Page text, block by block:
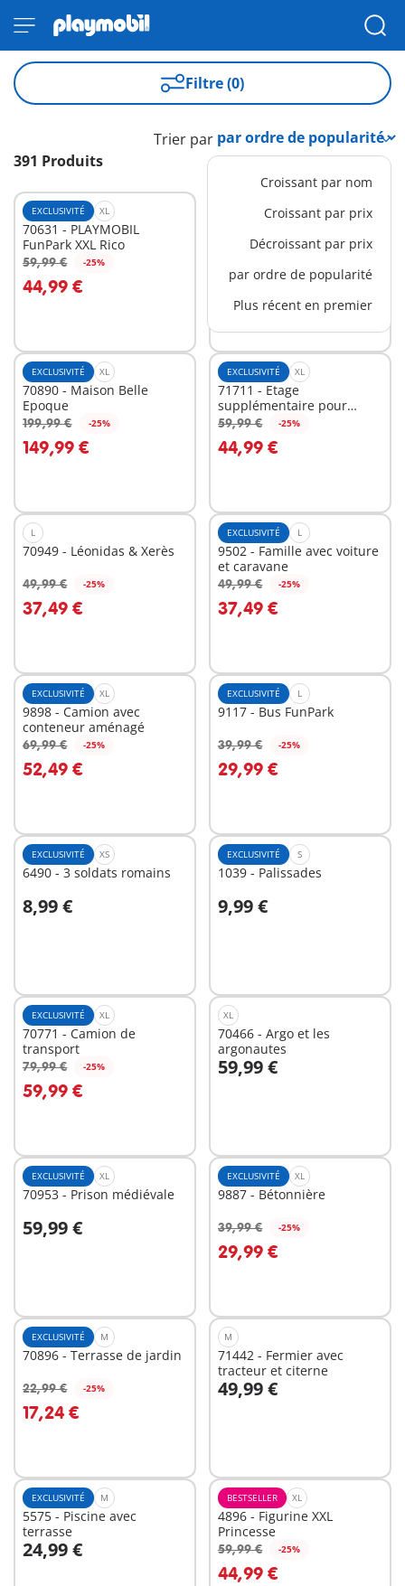
Filtre (0)
391 Produits
Trier par
Croissant par nom
Croissant par prix
Décroissant par prix
par ordre de popularité
Plus récent en premier
EXCLUSIVITÉ XL
70631 - PLAYMOBIL
FunPark XXL Rico
59,99 € -25%
44,99 €
Au panier
EXCLUSIVITÉ XL
West avec studio
52,49 €
Au panier
EXCLUSIVITÉ XL
70890 - Maison Belle
Epoque
199,99 € -25%
149,99 €
Au panier
EXCLUSIVITÉ XL
71711 - Etage
supplémentaire pour
Maison Belle Epoque
59,99 € -25%
44,99 €
Au panier
L
70949 - Léonidas & Xerès
49,99 € -25%
37,49 €
Au panier
EXCLUSIVITÉ L
9502 - Famille avec voiture
et caravane
49,99 € -25%
37,49 €
Au panier
EXCLUSIVITÉ XL
9898 - Camion avec
conteneur aménagé
69,99 € -25%
52,49 €
Au panier
EXCLUSIVITÉ L
9117 - Bus FunPark
39,99 € -25%
29,99 €
Au panier
EXCLUSIVITÉ XS
6490 - 3 soldats romains
8,99 €
Au panier
EXCLUSIVITÉ S
1039 - Palissades
9,99 €
Au panier
EXCLUSIVITÉ XL
70771 - Camion de
transport
79,99 € -25%
59,99 €
Au panier
XL
70466 - Argo et les
argonautes
59,99 €
Au panier
EXCLUSIVITÉ XL
70953 - Prison médiévale
59,99 €
Au panier
EXCLUSIVITÉ XL
9887 - Bétonnière
39,99 € -25%
29,99 €
Au panier
EXCLUSIVITÉ M
70896 - Terrasse de jardin
22,99 € -25%
17,24 €
Au panier
M
71442 - Fermier avec
tracteur et citerne
49,99 €
Au panier
EXCLUSIVITÉ M
5575 - Piscine avec
terrasse
24,99 €
Au panier
BESTSELLER XL
4896 - Figurine XXL
Princesse
59,99 € -25%
44,99 €
Au panier